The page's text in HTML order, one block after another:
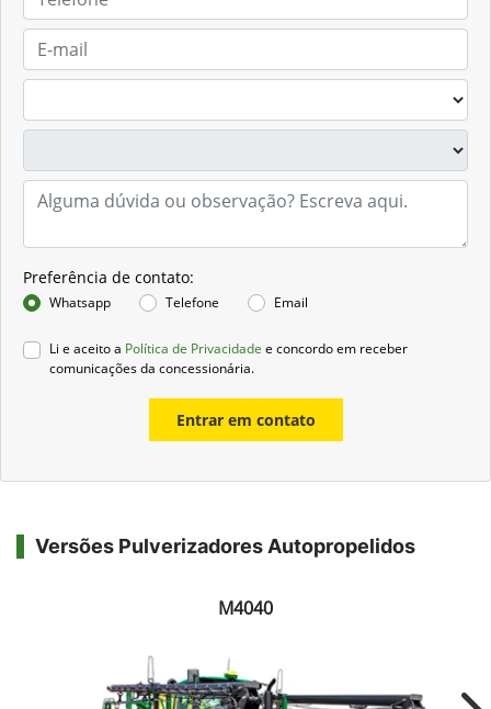
Preferência de contato:
Whatsapp Telefone Email
Li e aceito a Política de Privacidade e concordo em receber
comunicações da concessionária.
Entrar em contato
Versões Pulverizadores Autopropelidos
M4040